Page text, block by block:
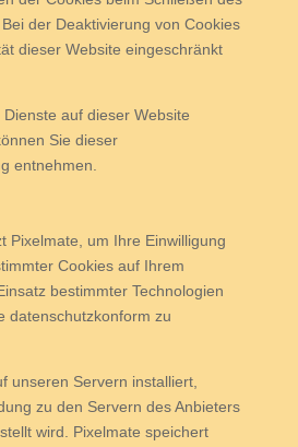
der Deaktivierung von Cookies
dieser Website eingeschränkt
auf dieser Website
Sie dieser
entnehmen.
Pixelmate, um Ihre Einwilligung
Cookies auf Ihrem
bestimmter Technologien
datenschutzkonform zu
unseren Servern installiert,
zu den Servern des Anbieters
wird. Pixelmate speichert